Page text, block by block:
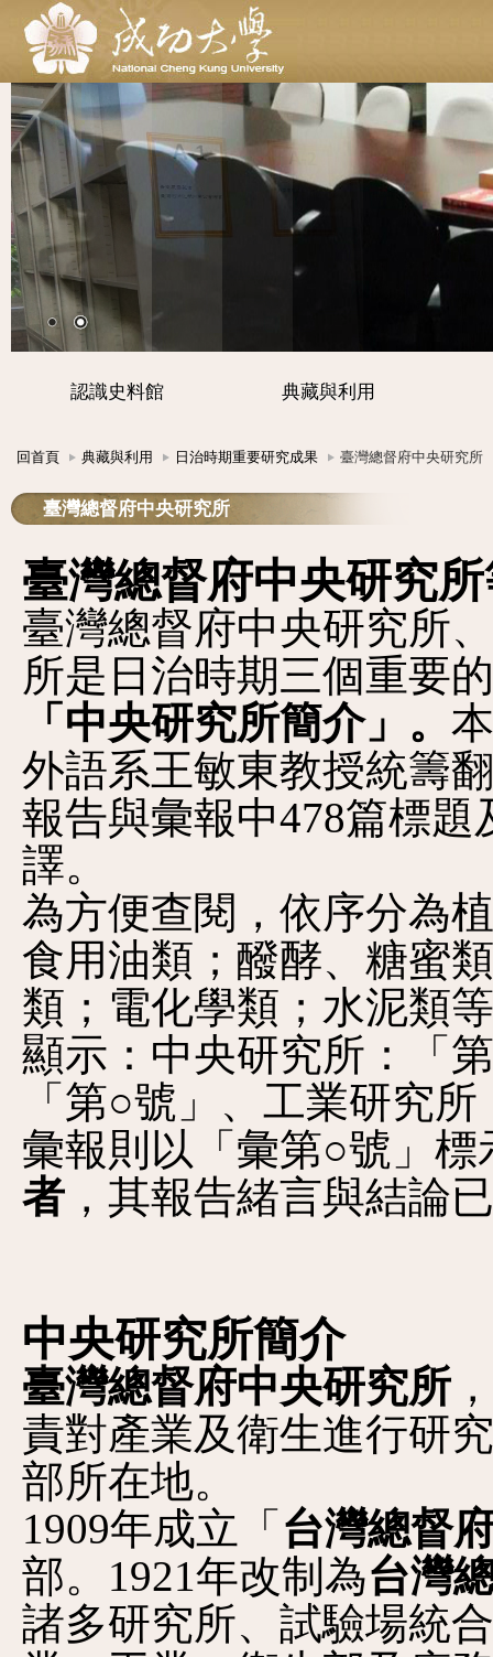
認識史料館 典藏與利用
回首頁 典藏與利用 日治時期重要研究成果 臺灣總督府中央研究所
臺灣總督府中央研究所
臺灣總督府中央研究
臺灣總督府中央研究所
所是日治時期三個重要
「 中央研究所簡介」。
外語系王敏東教授統籌
報告與彙報中478篇標
譯。
為方便查閱，依序分為
食用油類；醱酵、糖蜜
類；電化學類；水泥類
顯示：中央研究所：「
「第○號」、工業研究
彙報則以「彙第○號」標
者，其報告緒言與結論
中央研究所簡介
臺灣總督府中央研究所
責對產業及衛生進行研
部所在地。
1909年成立「 台灣總督
部。1921年改制為台灣
諸多研究所、試驗場統